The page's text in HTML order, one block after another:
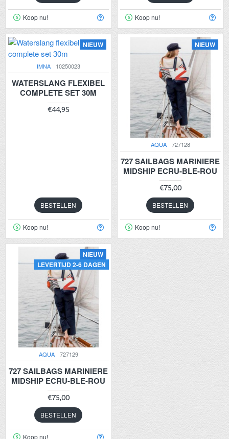
Koop nu! Koop nu!
NIEUW
IMNA 10250023
WATERSLANG FLEXIBEL
COMPLETE SET 30M
€44,95
BESTELLEN
Koop nu!
NIEUW
AQUA 727128
727 SAILBAGS MARINIERE
MIDSHIP ECRU-BLE-ROU
€75,00
BESTELLEN
Koop nu!
NIEUW
LEVERTIJD 2-6 DAGEN
AQUA 727129
727 SAILBAGS MARINIERE
MIDSHIP ECRU-BLE-ROU
€75,00
BESTELLEN
Koop nu!